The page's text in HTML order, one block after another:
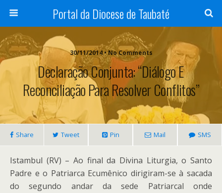
Portal da Diocese de Taubaté
30/11/2014 • No Comments
Declaração Conjunta: “Diálogo E
Reconciliação Para Resolver Conflitos”
Share Tweet Pin Mail SMS
Istambul (RV) – Ao final da Divina Liturgia, o Santo
Padre e o Patriarca Ecumênico dirigiram-se à sacada
do segundo andar da sede Patriarcal onde